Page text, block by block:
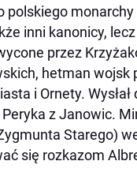
polskiego
inni kanonicy,
przez
hetman wojsk
i Ornety. Wysłał
z Janowic.
Starego)
się rozkazom